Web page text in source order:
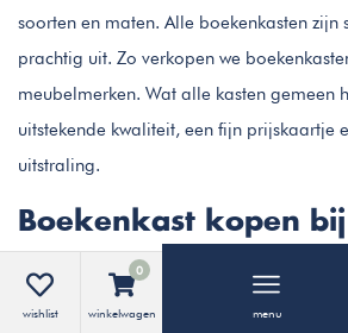
soorten en maten. Alle boekenkasten zijn
prachtig uit. Zo verkopen we
meubelmerken. Wat alle kasten gemeen
uitstekende kwaliteit, een fijn prijskaartje
uitstraling.
Boekenkast kopen
Stapels boeken in de hoek van de kamer
verleden met een mooie boekenkast.
wishlist
0
winkelwagen menu